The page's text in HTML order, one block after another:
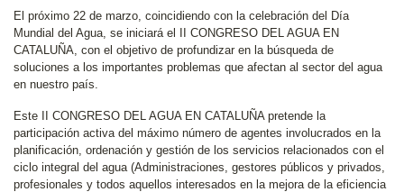
El próximo 22 de marzo, coincidiendo con la celebración del Día
Mundial del Agua, se iniciará el II CONGRESO DEL AGUA EN
CATALUÑA, con el objetivo de profundizar en la búsqueda de
soluciones a los importantes problemas que afectan al sector del agua
en nuestro país.
Este II CONGRESO DEL AGUA EN CATALUÑA pretende la
participación activa del máximo número de agentes involucrados en la
planificación, ordenación y gestión de los servicios relacionados con el
ciclo integral del agua (Administraciones, gestores públicos y privados,
profesionales y todos aquellos interesados en la mejora de la eficiencia